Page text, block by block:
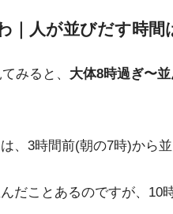
｜人が並びだす時間
みると、 大体8時過ぎ〜
、3時間前(朝の7時)から並
だことあるのですが、10